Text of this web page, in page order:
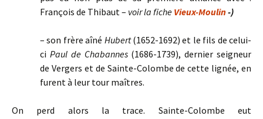
François de Thibaut – voir la fiche Vieux-Moulin-)
– son frère aîné Hubert(1652-1692) et le fils de celui-
ci Paul de Chabannes(1686-1739), dernier seigneur
de Vergers et de Sainte-Colombe de cette lignée, en
furent à leur tour maîtres.
On perd alors la trace. Sainte-Colombe eut